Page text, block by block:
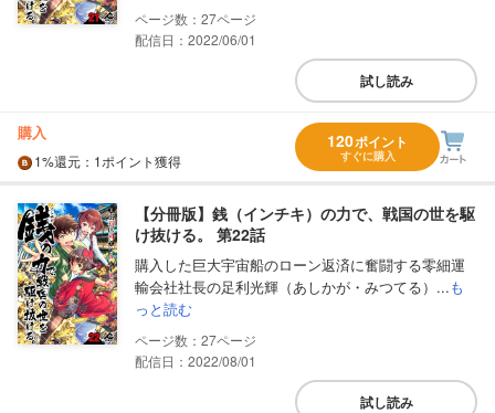
27
配信日：2022/06/01
試し読み
購入
1%還元 ：1ポイント獲得
120ポイント
すぐに購入
【分冊版】銭（インチキ）の力で、戦国の世を駆
け抜ける。 第22話
購入した巨大宇宙船のローン返済に奮闘する零細運
輸会社社長の足利光輝（あしかが・みつてる）...も
っと読む
27
配信日：2022/08/01
試し読み